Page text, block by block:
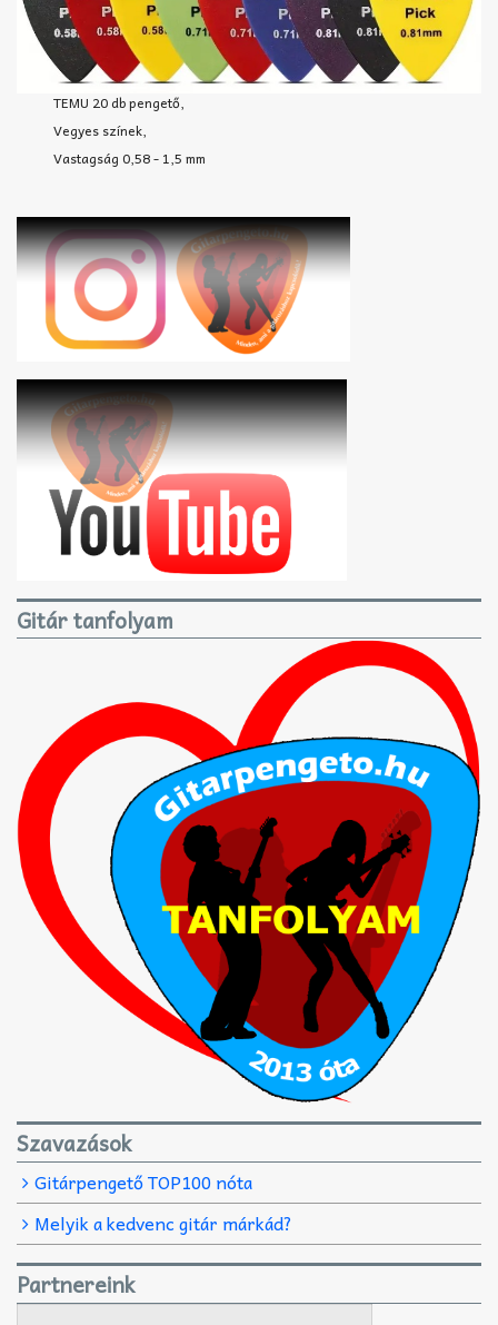
TEMU 20 db pengető,
Vegyes színek,
Vastagság 0,58 - 1,5 mm
Gitár tanfolyam
Szavazások
Gitárpengető TOP100 nóta
Melyik a kedvenc gitár márkád?
Partnereink